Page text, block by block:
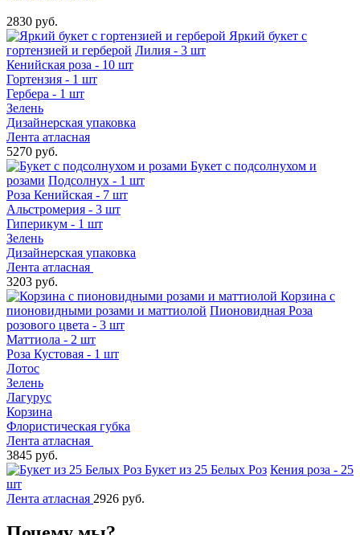
2830 руб.
Яркий букет с
гортензией и герберой Лилия - 3 шт
Кенийская роза - 10 шт
Гортензия - 1 шт
Гербера - 1 шт
Зелень
Дизайнерская упаковка
Лента атласная
5270 руб.
Букет с подсолнухом и
розами Подсолнух - 1 шт
Роза Кенийская - 7 шт
Альстромерия - 3 шт
Гиперикум - 1 шт
Зелень
Дизайнерская упаковка
Лента атласная
3203 руб.
Корзина с
пионовидными розами и маттиолой Пионовидная Роза
розового цвета - 3 шт
Маттиола - 2 шт
Роза Кустовая - 1 шт
Лотос
Зелень
Лагурус
Корзина
Флористическая губка
Лента атласная
3845 руб.
Букет из 25 Белых Роз Кения роза - 25
шт
Лента атласная 2926 руб.